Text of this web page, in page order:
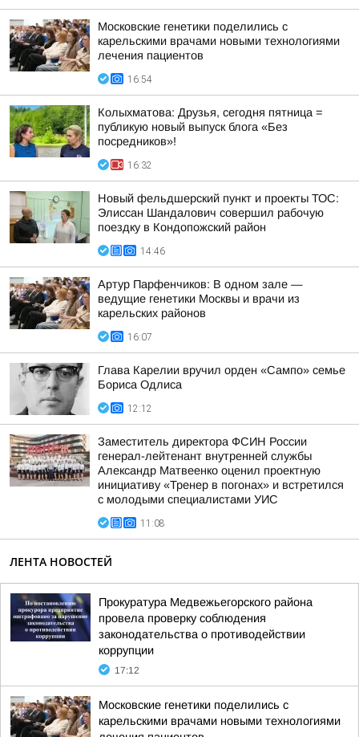
Московские генетики поделились с
карельскими врачами новыми технологиями
лечения пациентов
16:54
Колыхматова: Друзья, сегодня пятница =
публикую новый выпуск блога «Без
посредников»!
16:32
Новый фельдшерский пункт и проекты ТОС:
Элиссан Шандалович совершил рабочую
поездку в Кондопожский район
14:46
Артур Парфенчиков: В одном зале —
ведущие генетики Москвы и врачи из
карельских районов
16:07
Глава Карелии вручил орден «Сампо» семье
Бориса Одлиса
12:12
Заместитель директора ФСИН России
генерал-лейтенант внутренней службы
Александр Матвеенко оценил проектную
инициативу «Тренер в погонах» и встретился
с молодыми специалистами УИС
11:08
ЛЕНТА НОВОСТЕЙ
Прокуратура Медвежьегорского района
провела проверку соблюдения
законодательства о противодействии
коррупции
17:12
Московские генетики поделились с
карельскими врачами новыми технологиями